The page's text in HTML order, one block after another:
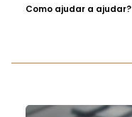
Como ajudar a ajudar?